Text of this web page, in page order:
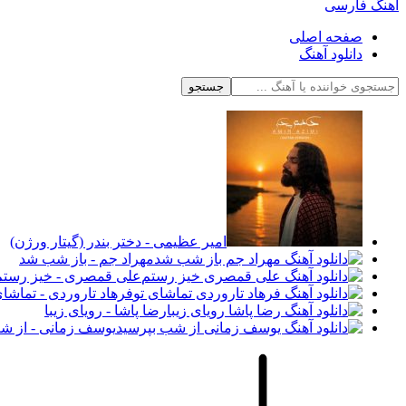
آهنگ فارسی
صفحه اصلی
دانلود آهنگ
جستجو
امیر عظیمی - دختر بندر (گیتار ورژن)
مهراد جم - باز شب شد
علی قمصری - خیز
فرهاد تاروردی -
رضا پاشا - رویای زیبا
یوسف زمانی - از